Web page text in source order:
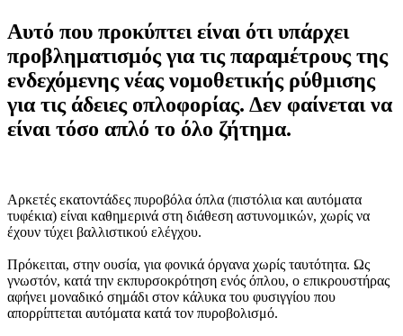
Αυτό που προκύπτει είναι ότι υπάρχει
προβληματισμός για τις παραμέτρους της
ενδεχόμενης νέας νομοθετικής ρύθμισης
για τις άδειες οπλοφορίας. Δεν φαίνεται να
είναι τόσο απλό το όλο ζήτημα.
Αρκετές εκατοντάδες πυροβόλα όπλα (πιστόλια και αυτόματα
τυφέκια) είναι καθημερινά στη διάθεση αστυνομικών, χωρίς να
έχουν τύχει βαλλιστικού ελέγχου.
Πρόκειται, στην ουσία, για φονικά όργανα χωρίς ταυτότητα. Ως
γνωστόν, κατά την εκπυρσοκρότηση ενός όπλου, ο επικρουστήρας
αφήνει μοναδικό σημάδι στον κάλυκα του φυσιγγίου που
απορρίπτεται αυτόματα κατά τον πυροβολισμό.